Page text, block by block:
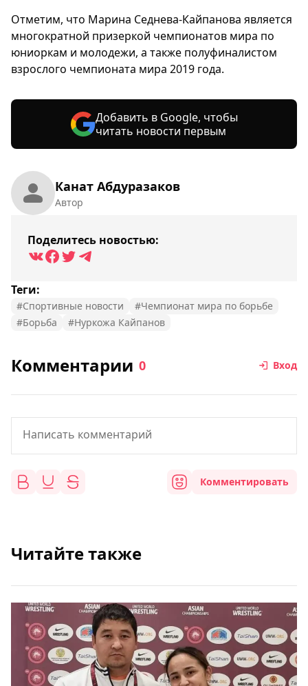
Канат Абдуразаков
Автор
Поделитесь новостью:
Теги:
#Спортивные новости
#Чемпионат мира по борьбе
#Борьба
#Нуркожа Кайпанов
Отметим, что Марина Седнева-Кайпанова является
многократной призеркой чемпионатов мира по
юниоркам и молодежи, а также полуфиналистом
взрослого чемпионата мира 2019 года.
Добавить в Google, чтобы
читать новости первым
Комментарии 0 Вход
Комментировать
Читайте также